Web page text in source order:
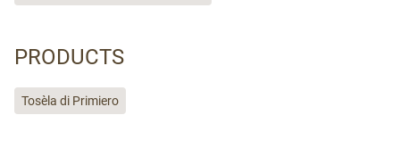
PRODUCTS
Tosèla di Primiero